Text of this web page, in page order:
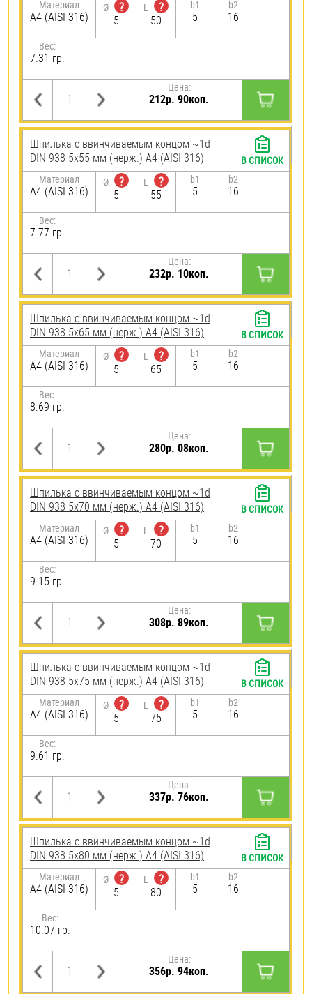
Материал
A4 (AISI 316)
Ø
?
5
L
?
50
b1
5
b2
16
Вес:
7.31 гр.
Цена:
212р. 90коп.
Шпилька c ввинчиваемым концом ~1d
DIN 938 5х55 мм (нерж.) A4 (AISI 316)
Материал
A4 (AISI 316)
Ø
?
5
L
?
55
b1
5
b2
16
Вес:
7.77 гр.
Цена:
232р. 10коп.
В СПИСОК
Шпилька c ввинчиваемым концом ~1d
DIN 938 5х65 мм (нерж.) A4 (AISI 316)
Материал
A4 (AISI 316)
Ø
?
5
L
?
65
b1
5
b2
16
Вес:
8.69 гр.
Цена:
280р. 08коп.
В СПИСОК
Шпилька c ввинчиваемым концом ~1d
DIN 938 5х70 мм (нерж.) A4 (AISI 316)
Материал
A4 (AISI 316)
Ø
?
5
L
?
70
b1
5
b2
16
Вес:
9.15 гр.
Цена:
308р. 89коп.
В СПИСОК
Шпилька c ввинчиваемым концом ~1d
DIN 938 5х75 мм (нерж.) A4 (AISI 316)
Материал
A4 (AISI 316)
Ø
?
5
L
?
75
b1
5
b2
16
Вес:
9.61 гр.
Цена:
337р. 76коп.
В СПИСОК
Шпилька c ввинчиваемым концом ~1d
DIN 938 5х80 мм (нерж.) A4 (AISI 316)
Материал
A4 (AISI 316)
Ø
?
5
L
?
80
b1
5
b2
16
Вес:
10.07 гр.
Цена:
356р. 94коп.
В СПИСОК